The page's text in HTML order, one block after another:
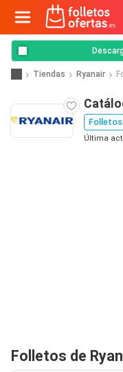
Tiendas Ryanair
Folletos
Última
Folletos de